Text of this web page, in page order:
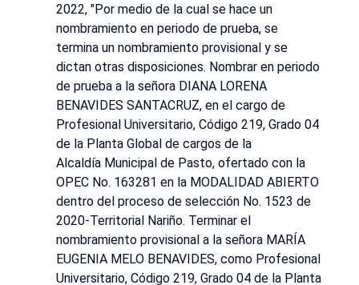
2022, "Por medio de la cual se hace un
nombramiento en periodo de prueba, se
termina un nombramiento provisional y se
dictan otras disposiciones. Nombrar en periodo
de prueba a la señora DIANA LORENA
BENAVIDES SANTACRUZ, en el cargo de
Profesional Universitario, Código 219, Grado 04
de la Planta Global de cargos de la
Alcaldía Municipal de Pasto, ofertado con la
OPEC No. 163281 en la MODALIDAD ABIERTO
dentro del proceso de selección No. 1523 de
2020-Territorial Nariño. Terminar el
nombramiento provisional a la señora MARÍA
EUGENIA MELO BENAVIDES, como Profesional
Universitario, Código 219, Grado 04 de la Planta